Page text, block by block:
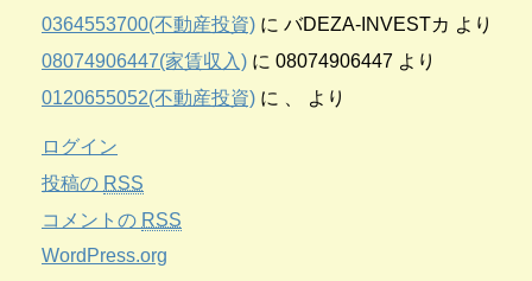
0364553700(不動産投資) に バDEZA-INVESTカ より
08074906447(家賃収入) に 08074906447 より
0120655052(不動産投資) に より
ログイン
投稿の RSS
コメントの RSS
WordPress.org